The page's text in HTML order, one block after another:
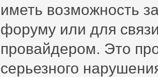
иметь возможность
форуму или для
провайдером. Это
серьезного